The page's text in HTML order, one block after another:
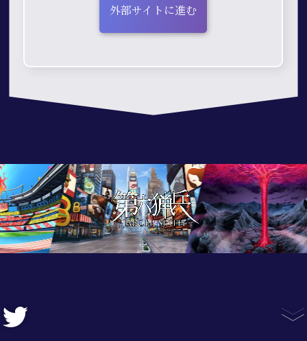
外部サイトに進む